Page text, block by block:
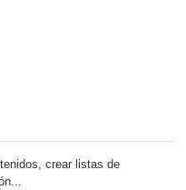
crear listas de